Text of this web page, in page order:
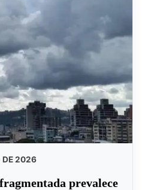
DE 2026
prevalece